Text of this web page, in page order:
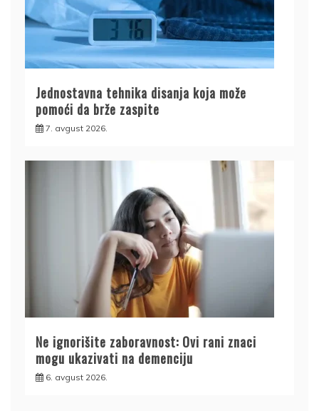
Jednostavna tehnika disanja koja može
pomoći da brže zaspite
7. avgust 2026.
Ne ignorišite zaboravnost: Ovi rani znaci
mogu ukazivati na demenciju
6. avgust 2026.